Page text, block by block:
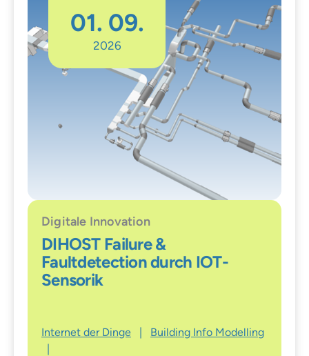
01. 09.
2026
Digitale Innovation
DIHOST Failure &
Faultdetection durch IOT-
Sensorik
Internet der Dinge | Building Info Modelling
|